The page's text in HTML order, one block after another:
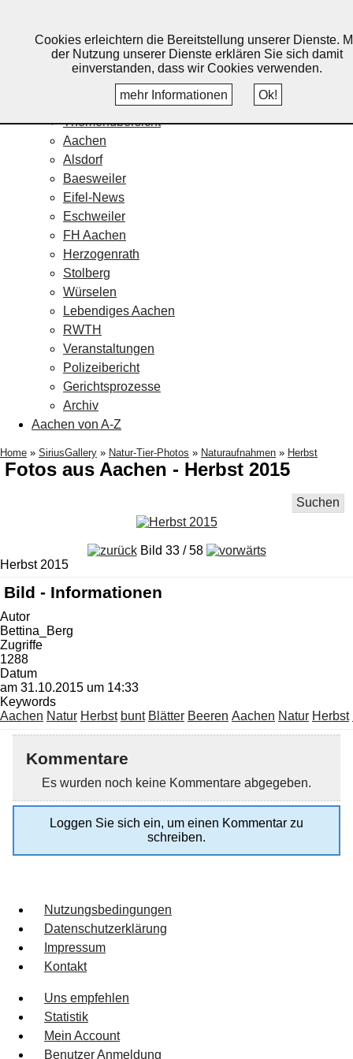
Home
Veranstaltungskalender
Themenübersicht
Aachen
Alsdorf
Baesweiler
Eifel-News
Eschweiler
FH Aachen
Herzogenrath
Stolberg
Würselen
Lebendiges Aachen
RWTH
Veranstaltungen
Polizeibericht
Gerichtsprozesse
Archiv
Aachen von A-Z
Home » SiriusGallery » Natur-Tier-Photos » Naturaufnahmen » Herbst
Fotos aus Aachen - Herbst 2015
Suchen
Bild 33 / 58
Herbst 2015
Bild - Informationen
Autor
Bettina_Berg
Zugriffe
1288
Datum
am 31.10.2015 um 14:33
Keywords
Aachen Natur Herbst bunt Blätter Beeren Aachen Natur Herbst
Kommentare
Es wurden noch keine Kommentare abgegeben.
Loggen Sie sich ein, um einen Kommentar zu
schreiben.
Nutzungsbedingungen
Datenschutzerklärung
Impressum
Kontakt
Uns empfehlen
Statistik
Mein Account
Benutzer Anmeldung
Cookies erleichtern die Bereitstellung unserer Dienste.
der Nutzung unserer Dienste erklären Sie sich damit
einverstanden, dass wir Cookies verwenden.
mehr Informationen
Ok!